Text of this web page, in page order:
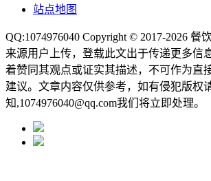
站点地图
QQ:1074976040 Copyright © 2017-2026 餐
来源用户上传，登载此文出于传递更多信
着赞同其观点或证实其描述，不可作为直
建议。文章内容仅供参考，如有侵犯版权
知,1074976040@qq.com我们将立即处理。